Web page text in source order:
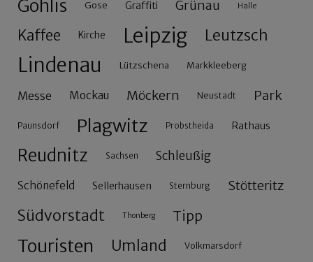
Gohlis Gose Graffiti Grünau Halle
Kaffee Kirche Leipzig Leutzsch
Lindenau Lützschena Markkleeberg
Messe Mockau Möckern Neustadt Park
Paunsdorf Plagwitz Probstheida Rathaus
Reudnitz Sachsen Schleußig
Schönefeld Sellerhausen Sternburg Stötteritz
Südvorstadt Thonberg Tipp
Touristen Umland Volkmarsdorf